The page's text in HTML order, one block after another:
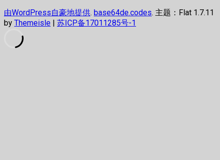
由WordPress自豪地提供. base64de.codes. 主题：Flat 1.7.11
by Themeisle 苏ICP备17011285号-1